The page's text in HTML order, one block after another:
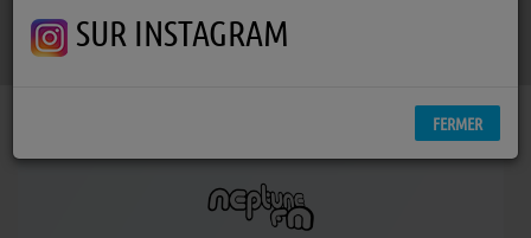
Élections municipales 2026
SUR INSTAGRAM
FERMER